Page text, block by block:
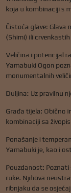
koja u kombinaciji s
Čistoća glave:
(Shimi) ili
Veličina i potencijal
Yamabuki Ogon
monumentalnih
Duljina: Uz pravilnu
Građa tijela: Obično
kombinaciji sa
Ponašanje i
Yamabuki je, kao i
Pouzdanost:
ruke. Njihova
ribnjaku da se